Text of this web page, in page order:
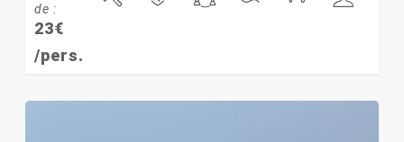
de :
23€
/pers.